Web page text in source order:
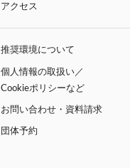
アクセス
推奨環境について
個人情報の取扱い／
Cookieポリシーなど
お問い合わせ・資料請求
団体予約